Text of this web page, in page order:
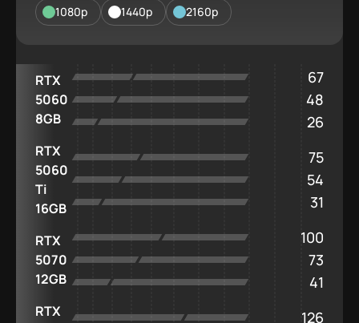
1080p 1440p 2160p
RTX
5060
8GB
67
48
26
RTX
5060
Ti
16GB
75
54
31
RTX
5070
12GB
100
73
41
RTX
126